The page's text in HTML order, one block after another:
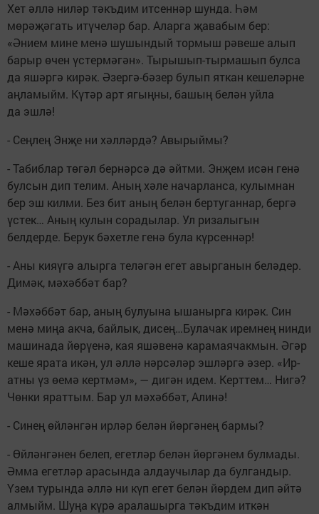
Хет әллә ниләр тәкъдим итсеннәр шунда. Һәм
мөрәҗәгать итүчеләр бар. Аларга җавабым бер:
«Әнием мине менә шушындый тормыш рәвеше алып
барыр өчен үстермәгән». Тырышып-тырмашып булса
да яшәргә кирәк. Әзергә-бәзер булып яткан кешеләрне
аңламыйм. Күтәр арт ягыңны, башың белән уйла
да эшлә!
- Сеңлең Энҗе ни хәлләрдә? Авырыймы?
- Табиблар төгәл бернәрсә дә әйтми. Энҗем исән генә
булсын дип телим. Аның хәле начарланса, кулымнан
бер эш килми. Без бит аның белән бертуганнар, бергә
үстек… Аның кулын сорадылар. Ул ризалыгын
белдерде. Берук бәхетле генә була күрсеннәр!
- Аны кияүгә алырга теләгән егет авырганын беләдер.
Димәк, мәхәббәт бар?
- Мәхәббәт бар, аның булуына ышанырга кирәк. Син
менә миңа акча, байлык, дисең…Булачак иремнең нинди
машинада йөрүенә, кая яшәвенә карамаячакмын. Әгәр
кеше ярата икән, ул әллә нәрсәләр эшләргә әзер. «Ир-
атны үз өемә кертмәм», — дигән идем. Керттем… Нигә?
Чөнки яраттым. Бар ул мәхәббәт, Алинә!
- Синең өйләнгән ирләр белән йөргәнең бармы?
- Өйләнгәнен белеп, егетләр белән йөргәнем булмады.
Әмма егетләр арасында алдаучылар да булгандыр.
Үзем турында әллә ни күп егет белән йөрдем дип әйтә
алмыйм. Шуңа күрә аралашырга тәкъдим иткән